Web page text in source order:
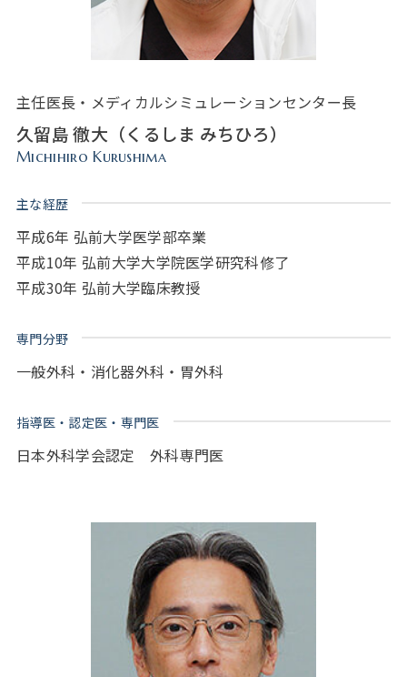
主任医長・メディカルシミュレーションセンター長
久留島 徹大（くるしま みちひろ）
Michihiro Kurushima
主な経歴
平成6年 弘前大学医学部卒業
平成10年 弘前大学大学院医学研究科修了
平成30年 弘前大学臨床教授
専門分野
一般外科・消化器外科・胃外科
指導医・認定医・専門医
日本外科学会認定 外科専門医